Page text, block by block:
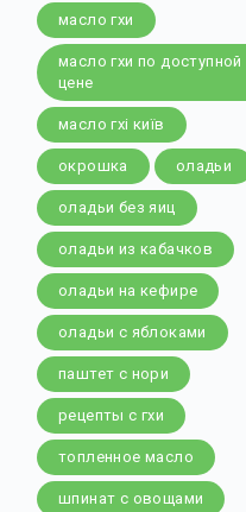
масло гхи
масло гхи по доступной
цене
масло гхі київ
окрошка оладьи
оладьи без яиц
оладьи из кабачков
оладьи на кефире
оладьи с яблоками
паштет с нори
рецепты с гхи
топленное масло
шпинат с овощами